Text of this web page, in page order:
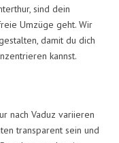
sind dein
Umzüge geht. Wir
damit du dich
kannst.
nach Vaduz variieren
transparent sein und